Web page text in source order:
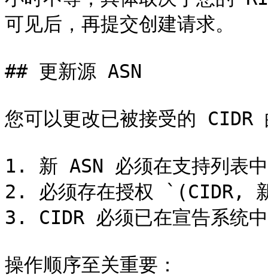
可见后，再提交创建请求。
## 更新源 ASN
您可以更改已被接受的 CIDR
1. 新 ASN 必须在支持列表
2. 必须存在授权 `(CIDR,
3. CIDR 必须已在宣告系统
操作顺序至关重要：